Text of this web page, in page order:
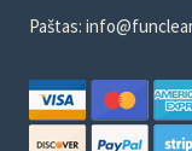
Paštas: